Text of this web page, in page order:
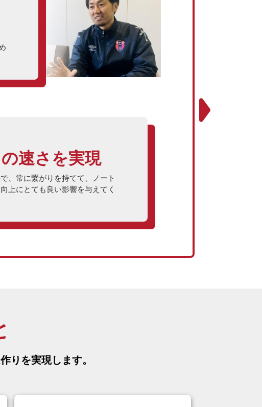
速さを実現
、常に繋がりを持てて、ノート
上にとても良い影響を与えてく
りを実現します。